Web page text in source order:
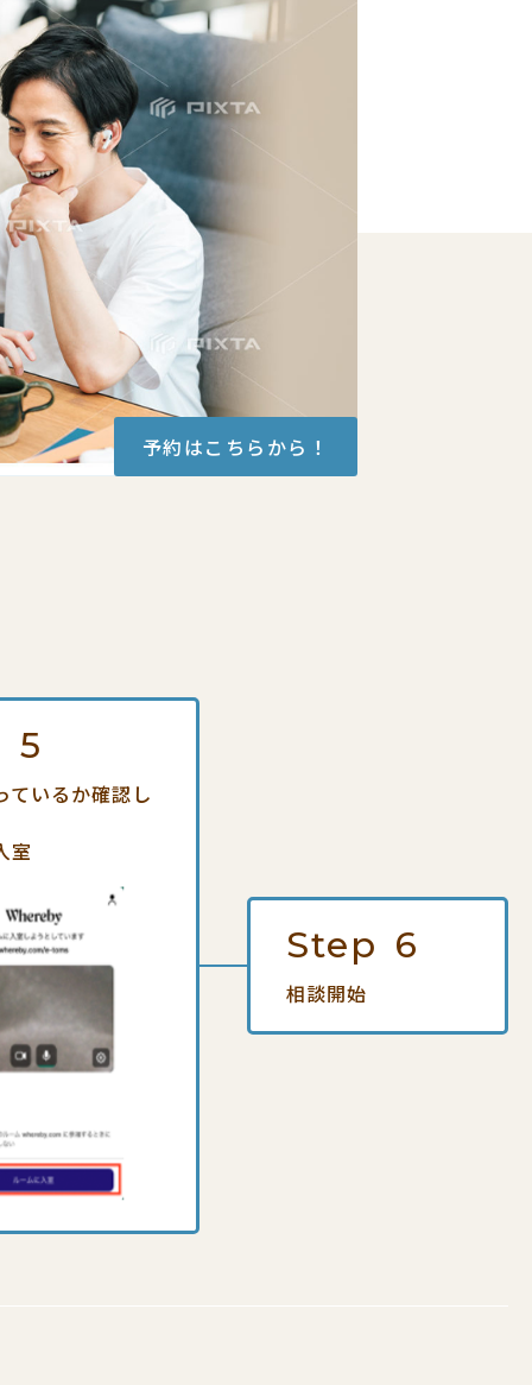
予約はこちらから！
5
ているか確認し
室
Step 6
相談開始